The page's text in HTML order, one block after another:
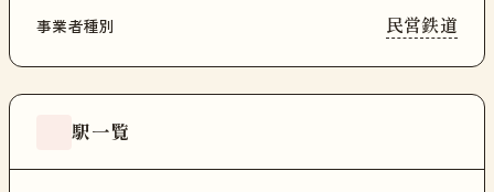
事業者種別 民営鉄道
駅一覧